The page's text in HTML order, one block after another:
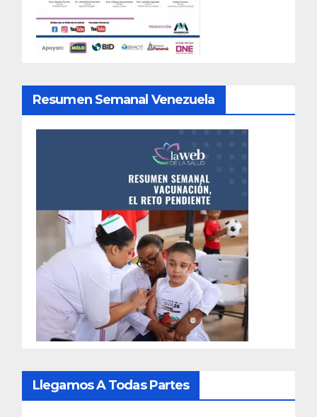
Resumen Semanal Venezuela
Llegamos A Todas Partes